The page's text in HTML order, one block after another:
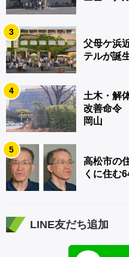
3
父母ケ浜
テルが誕
4
土木・解
改善命令
岡山
5
高松市の
くに住む
LINE友だち追加